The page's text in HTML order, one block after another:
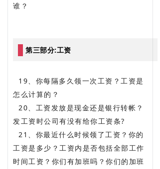
谁？
第三部分:工资
19、你每隔多久领一次工资？工资是
怎么计算的？
20、工资发放是现金还是银行转帐？
发工资时公司有没有给你工资条?
21、你最近什么时候领了工资？你的
工资是多少？工资内是否包括全部工作
时间工资？你们有加班吗？你们的加班